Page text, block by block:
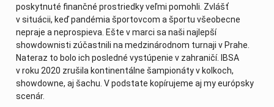
poskytnuté finančné prostriedky veľmi pomohli. Zvlášť
v situácii, keď pandémia športovcom a športu všeobecne
nepraje a neprospieva. Ešte v marci sa naši najlepší
showdownisti zúčastnili na medzinárodnom turnaji v Prahe.
Nateraz to bolo ich posledné vystúpenie v zahraničí. IBSA
v roku 2020 zrušila kontinentálne šampionáty v kolkoch,
showdowne, aj šachu. V podstate kopírujeme aj my európsky
scenár.